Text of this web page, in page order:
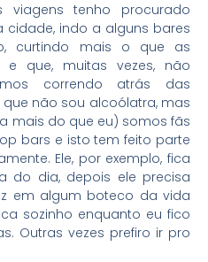
viagens tenho procurado
indo a alguns bares
curtindo mais o que as
que, muitas vezes, não
correndo atrás das
não sou alcoólatra, mas
mais do que eu) somos fãs
bars e isto tem feito parte
Ele, por exemplo, fica
do dia, depois ele precisa
em algum boteco da vida
sozinho enquanto eu fico
Outras vezes prefiro ir pro